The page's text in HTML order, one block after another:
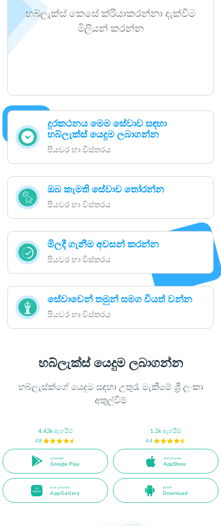
දුරකථනය මෙම සේවාව සඳහා
හබ්ලැක්ස් යෙදුම ලබාගන්න
පියවර හා විස්තරය
ඔබ කැමති සේවාව තෝරන්න
පියවර හා විස්තරය
මිලදී ගැනීම අවසන් කරන්න
පියවර හා විස්තරය
සේවාවෙන් තමුන් සමග වියත් වන්න
පියවර හා විස්තරය
හබ්ලැක්ස් කෙසේ ක්රියාකරන්නා දැක්වීම
මිලියන් කරන්න
හබ්ලැක්ස් යෙදුම ලබාගන්න
හබ්ලැස්ක්ගේ යෙදුම සඳහා උතුරැ මැකීමේ ශ්‍රී ලංකා
අතුල්වීම්
4.42k ඇගයීම්
4.8
ලබාවන්නේ
Google Play
1.2k ඇගයීම්
4.4
ගෙන් ලබාගන්න
AppStore
ගෙන් ලබාගන්න
AppGallery
අධි APK
Download